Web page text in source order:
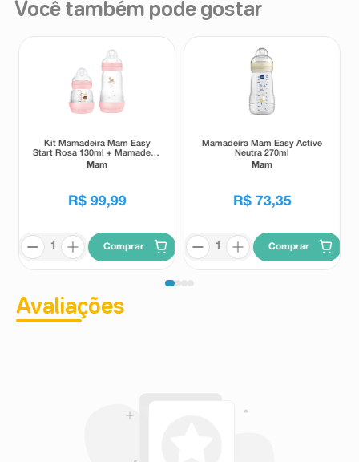
Você também pode gostar
Kit Mamadeira Mam Easy
Start Rosa 130ml + Mamadeira
Mam Easy Start Rosa 260ml
Mam
R$ 99,99
Comprar
Mamadeira Mam Easy Active
Neutra 270ml
Mam
R$ 73,35
Comprar
Avaliações